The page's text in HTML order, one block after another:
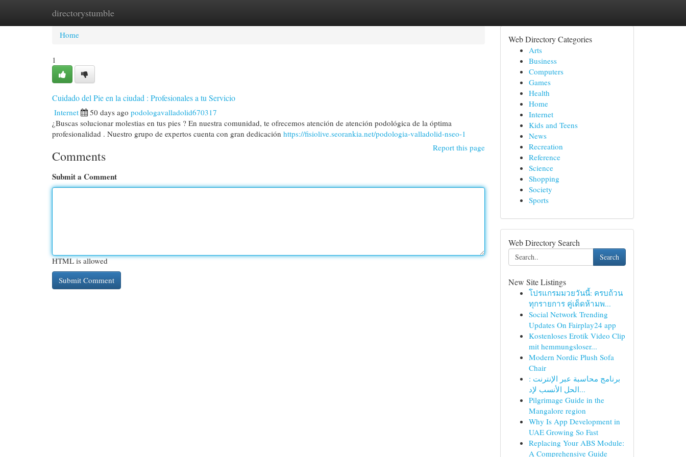
directorystumble
Home New Site Listings
Home
1
Cuidado del Pie en la ciudad : Profesionales a tu Servicio
Internet 50 days ago podologavalladolid670317
¿Buscas solucionar molestias en tus pies ? En nuestra comunidad, te ofrecemos atención de atención podológica de la óptima
profesionalidad . Nuestro grupo de expertos cuenta con gran dedicación https://fisiolive.seorankia.net/podologia-valladolid-nseo-1
Report this page
Comments
Submit a Comment
HTML is allowed
Web Directory Categories
Arts
Business
Computers
Games
Health
Home
Internet
Kids and Teens
News
Recreation
Reference
Science
Shopping
Society
Sports
Web Directory Search
Search
New Site Listings
โปรแกรมมวยวันนี้: ครบถ้วน
ทุกรายการ คู่เด็ดห้ามพ...
Social Network Trending
Updates On Fairplay24 app
Kostenloses Erotik Video Clip
mit hemmungsloser...
Modern Nordic Plush Sofa
Chair
برنامج محاسبة عبر الإنترنت :
الحل الأنسب لإد...
Pilgrimage Guide in the
Mangalore region
Why Is App Development in
UAE Growing So Fast
Replacing Your ABS Module:
A Comprehensive Guide